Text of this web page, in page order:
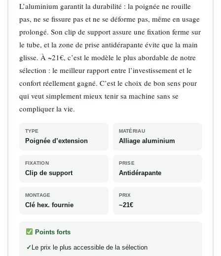
L’aluminium garantit la durabilité : la poignée ne rouille
pas, ne se fissure pas et ne se déforme pas, même en usage
prolongé. Son clip de support assure une fixation ferme sur
le tube, et la zone de prise antidérapante évite que la main
glisse. À ~21€, c’est le modèle le plus abordable de notre
sélection : le meilleur rapport entre l’investissement et le
confort réellement gagné. C’est le choix de bon sens pour
qui veut simplement mieux tenir sa machine sans se
compliquer la vie.
TYPE
Poignée d’extension
MATÉRIAU
Alliage aluminium
FIXATION
Clip de support
PRISE
Antidérapante
MONTAGE
Clé hex. fournie
PRIX
~21€
Points forts
Le prix le plus accessible de la sélection